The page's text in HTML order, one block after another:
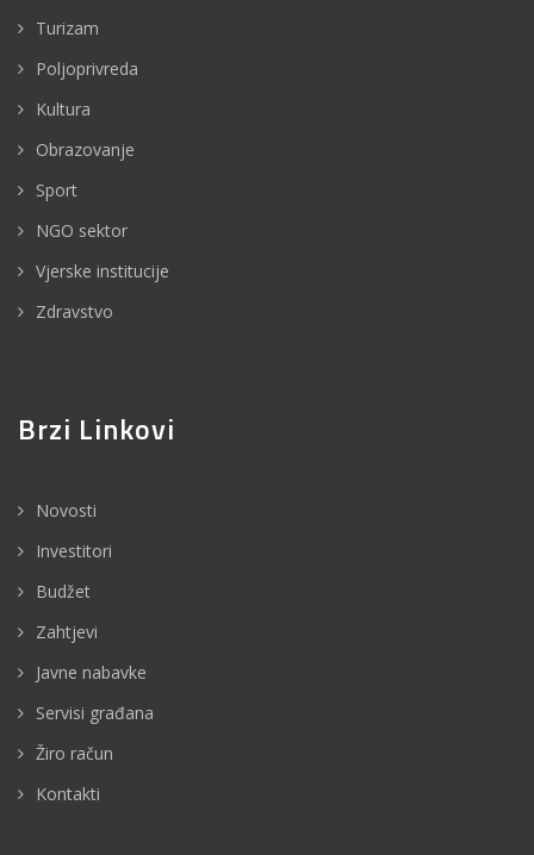
Turizam
Poljoprivreda
Kultura
Obrazovanje
Sport
NGO sektor
Vjerske institucije
Zdravstvo
Brzi Linkovi
Novosti
Investitori
Budžet
Zahtjevi
Javne nabavke
Servisi građana
Žiro račun
Kontakti